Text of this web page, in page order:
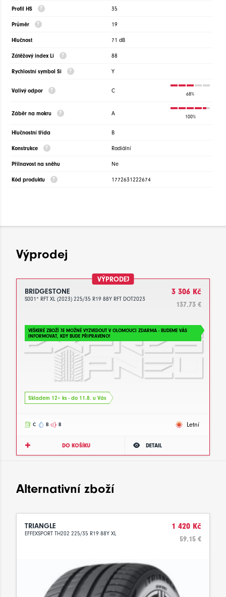
Profil HS 35
Průměr 19
Hlučnost 71 dB
Zátěžový index Li 88
Rychlostní symbol Si Y
Valivý odpor C
68%
Záběr na mokru A
100%
Hlučnostní třída B
Konstrukce Radiální
Přilnavost na sněhu Ne
Kód produktu 1772631222674
Výprodej
VÝPRODEJ
BRIDGESTONE
S001* RFT XL (2023) 225/35 R19 88Y RFT DOT2023
3 306 Kč
137.73 €
VEŠKERÉ ZBOŽÍ JE MOŽNÉ VYZVEDOUT V OLOMOUCI ZDARMA - BUDEME VÁS
INFORMOVAT, KDY BUDE PŘIPRAVENO!
Skladem 12+ ks - do 11.8. u Vás
C B B Letní
DO KOŠÍKU DETAIL
Alternativní zboží
TRIANGLE
EFFEXSPORT TH202 225/35 R19 88Y XL
1 420 Kč
59.15 €